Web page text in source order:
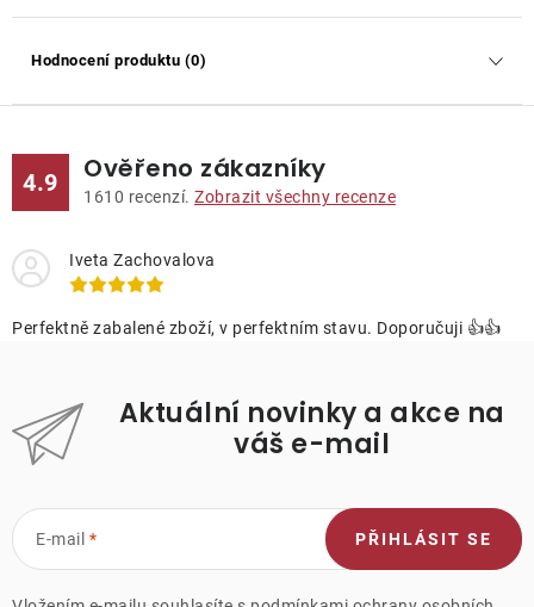
Hodnocení produktu (0)
4.9 Ověřeno zákazníky
1610 recenzí. Zobrazit všechny recenze
Iveta Zachovalova
Perfektně zabalené zboží, v perfektním stavu. Doporučuji 👍👍
Aktuální novinky a akce na
váš e-mail
E-mail PŘIHLÁSIT SE